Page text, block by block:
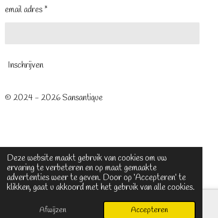
Deze website maakt gebruik van cookies om uw
ervaring te verbeteren en op maat gemaakte
advertenties weer te geven. Door op ‘Accepteren’ te
klikken, gaat u akkoord met het gebruik van alle cookies.
Afwijzen Accepteren
email adres *
Inschrijven
© 2024 - 2026 Sansantique